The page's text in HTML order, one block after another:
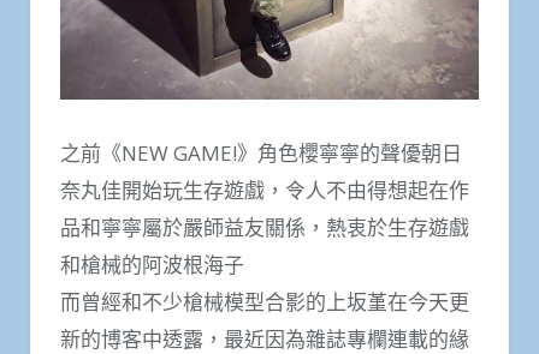
之前《NEW GAME!》角色櫻寧寧的聲優朝日
奈丸佳開始玩生存遊戲，令人不由得想起在作
品和寧寧屬於嚴師益友關係，熱衷於生存遊戲
和槍械的阿波根海子
而曾經和不少槍械模型合影的上坂堇在今天更
新的博客中透露，最近因為雜誌專欄連載的緣